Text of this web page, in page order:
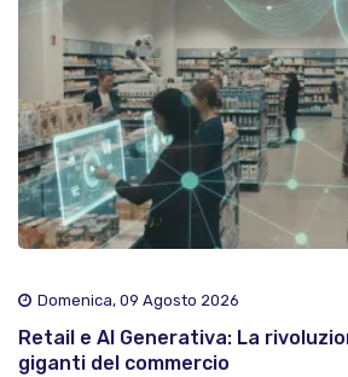
Domenica, 09 Agosto 2026
Retail e AI Generativa: La
giganti del commercio